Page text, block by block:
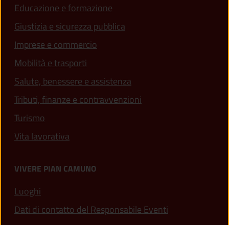
Educazione e formazione
Giustizia e sicurezza pubblica
Imprese e commercio
Mobilità e trasporti
Salute, benessere e assistenza
Tributi, finanze e contravvenzioni
Turismo
Vita lavorativa
VIVERE PIAN CAMUNO
Luoghi
Dati di contatto del Responsabile Eventi